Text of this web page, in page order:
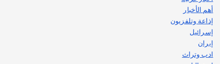
أهم الأخبار
إذاعة وتلفزيون
إسرائيل
إيران
ادب وتراث